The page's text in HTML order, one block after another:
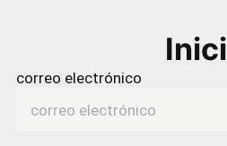
correo electrónico